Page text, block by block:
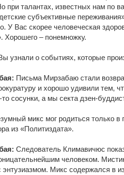
при талантах, известных нам по
субъективные
У Вас скорее человеческая
Хорошего – понемножку.
узнали о событиях, которые
Письма Мирзабаю стали
и хорошо удивили тем,
сосунки, а мы секта дзен-
микс мог родиться только в
из «Политиздата».
Следователь Климавичюс
человеком.
энтузиазмом. Микс содержался в